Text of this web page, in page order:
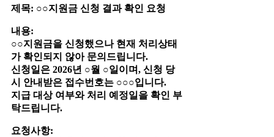
제목: ○○지원금 신청 결과 확인 요청
내용:
○○지원금을 신청했으나 현재 처리상태
가 확인되지 않아 문의드립니다.
신청일은 2026년 ○월 ○일이며, 신청 당
시 안내받은 접수번호는 ○○○입니다.
지급 대상 여부와 처리 예정일을 확인 부
탁드립니다.
요청사항: